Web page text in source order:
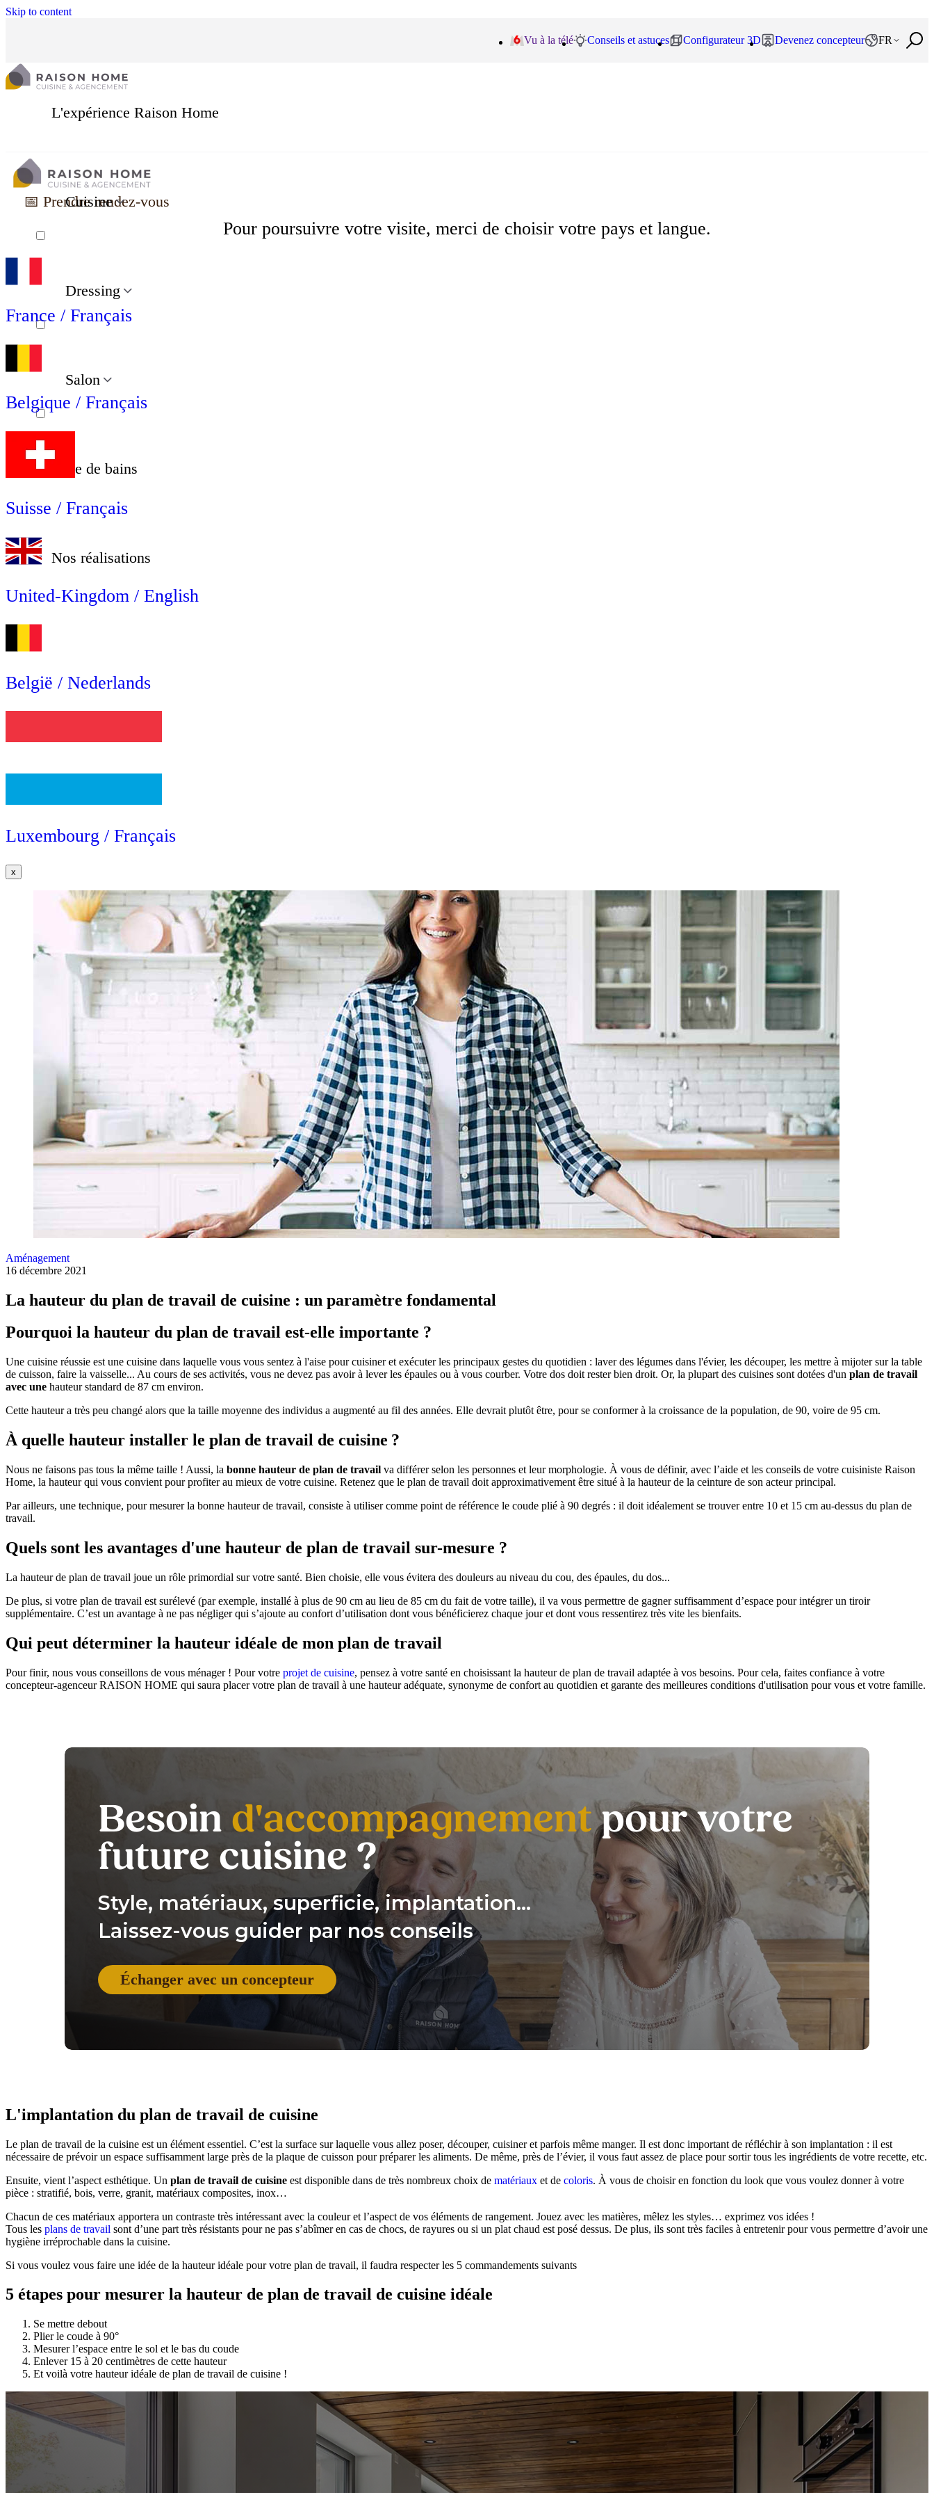
Skip to content
Vu à la télé Conseils et astuces Configurateur 3D Devenez concepteur FR
L'expérience Raison Home
Cuisine
Dressing
Salon
Salle de bains
Nos réalisations
📅 Prendre rendez-vous
Pour poursuivre votre visite, merci de choisir votre pays et langue.
France / Français
Belgique / Français
Suisse / Français
United-Kingdom / English
België / Nederlands
Luxembourg / Français
x
Aménagement
16 décembre 2021
La hauteur du plan de travail de cuisine : un paramètre fondamental
Pourquoi la hauteur du plan de travail est-elle importante ?
Une cuisine réussie est une cuisine dans laquelle vous vous sentez à l'aise pour cuisiner et exécuter les principaux gestes du quotidien : laver des légumes dans l'évier, les découper, les mettre à mijoter sur la table
de cuisson, faire la vaisselle... Au cours de ses activités, vous ne devez pas avoir à lever les épaules ou à vous courber. Votre dos doit rester bien droit. Or, la plupart des cuisines sont dotées d'un plan de travail
avec une hauteur standard de 87 cm environ.
Cette hauteur a très peu changé alors que la taille moyenne des individus a augmenté au fil des années. Elle devrait plutôt être, pour se conformer à la croissance de la population, de 90, voire de 95 cm.
À quelle hauteur installer le plan de travail de cuisine ?
Nous ne faisons pas tous la même taille ! Aussi, la bonne hauteur de plan de travail va différer selon les personnes et leur morphologie. À vous de définir, avec l’aide et les conseils de votre cuisiniste Raison
Home, la hauteur qui vous convient pour profiter au mieux de votre cuisine. Retenez que le plan de travail doit approximativement être situé à la hauteur de la ceinture de son acteur principal.
Par ailleurs, une technique, pour mesurer la bonne hauteur de travail, consiste à utiliser comme point de référence le coude plié à 90 degrés : il doit idéalement se trouver entre 10 et 15 cm au-dessus du plan de
travail.
Quels sont les avantages d'une hauteur de plan de travail sur-mesure ?
La hauteur de plan de travail joue un rôle primordial sur votre santé. Bien choisie, elle vous évitera des douleurs au niveau du cou, des épaules, du dos...
De plus, si votre plan de travail est surélevé (par exemple, installé à plus de 90 cm au lieu de 85 cm du fait de votre taille), il va vous permettre de gagner suffisamment d’espace pour intégrer un tiroir
supplémentaire. C’est un avantage à ne pas négliger qui s’ajoute au confort d’utilisation dont vous bénéficierez chaque jour et dont vous ressentirez très vite les bienfaits.
Qui peut déterminer la hauteur idéale de mon plan de travail
Pour finir, nous vous conseillons de vous ménager ! Pour votre projet de cuisine, pensez à votre santé en choisissant la hauteur de plan de travail adaptée à vos besoins. Pour cela, faites confiance à votre
concepteur-agenceur RAISON HOME qui saura placer votre plan de travail à une hauteur adéquate, synonyme de confort au quotidien et garante des meilleures conditions d'utilisation pour vous et votre famille.
Besoin d'accompagnementpour votre
future cuisine ?
Style, matériaux, superficie, implantation...
Laissez-vous guider par nos conseils
Échanger avec un concepteur
L'implantation du plan de travail de cuisine
Le plan de travail de la cuisine est un élément essentiel. C’est la surface sur laquelle vous allez poser, découper, cuisiner et parfois même manger. Il est donc important de réfléchir à son implantation : il est
nécessaire de prévoir un espace suffisamment large près de la plaque de cuisson pour préparer les aliments. De même, près de l’évier, il vous faut assez de place pour sortir tous les ingrédients de votre recette, etc.
Ensuite, vient l’aspect esthétique. Un plan de travail de cuisine est disponible dans de très nombreux choix de matériaux et de coloris. À vous de choisir en fonction du look que vous voulez donner à votre
pièce : stratifié, bois, verre, granit, matériaux composites, inox…
Chacun de ces matériaux apportera un contraste très intéressant avec la couleur et l’aspect de vos éléments de rangement. Jouez avec les matières, mêlez les styles… exprimez vos idées !
Tous les plans de travail sont d’une part très résistants pour ne pas s’abîmer en cas de chocs, de rayures ou si un plat chaud est posé dessus. De plus, ils sont très faciles à entretenir pour vous permettre d’avoir une
hygiène irréprochable dans la cuisine.
Si vous voulez vous faire une idée de la hauteur idéale pour votre plan de travail, il faudra respecter les 5 commandements suivants
5 étapes pour mesurer la hauteur de plan de travail de cuisine idéale
Se mettre debout
Plier le coude à 90°
Mesurer l’espace entre le sol et le bas du coude
Enlever 15 à 20 centimètres de cette hauteur
Et voilà votre hauteur idéale de plan de travail de cuisine !